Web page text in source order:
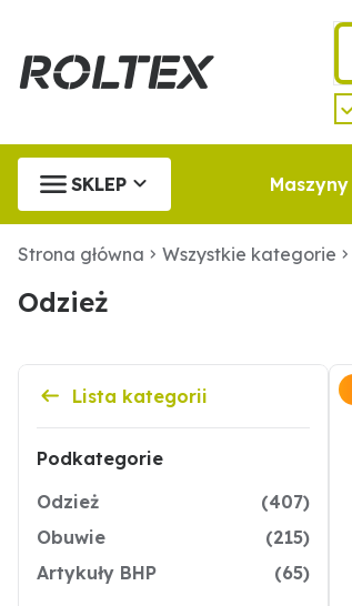
SKLEP Maszyny
Strona główna Wszystkie kategorie
Odzież
Lista kategorii
Podkategorie
Odzież
(407)
Obuwie
(215)
Artykuły BHP
(65)